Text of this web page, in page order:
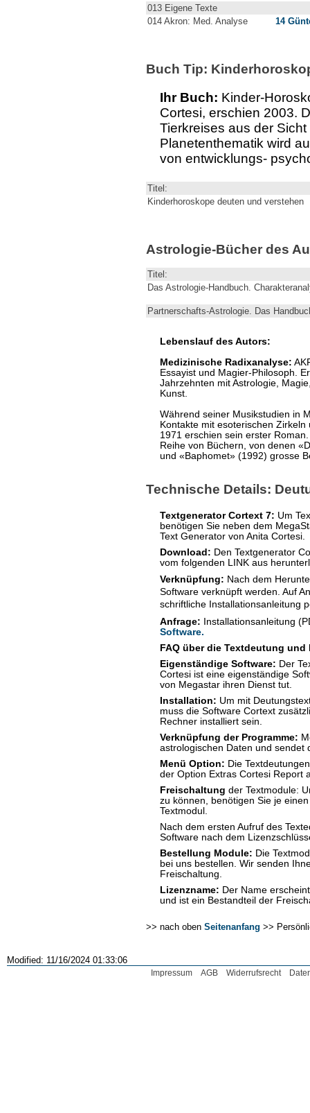
013 Eigene Texte
014 Akron: Med. Analyse
14
Buch Tip:
Ihr Buch: Kinder-
Cortesi, erschien 2003.
Tierkreises aus der
Planetenthematik wird
von entwicklungs-
Titel:
Kinderhoroskope deuten und verstehen
Astrologie-Bücher des
Titel:
Das Astrologie-Handbuch.
Partnerschafts-Astrologie. Das
Lebenslauf des Autors:
Medizinische Radixanalyse:
Essayist und Magier-Philosoph.
Jahrzehnten mit Astrologie,
Kunst.
Während seiner Musikstudien in
Kontakte mit esoterischen
1971 erschien sein erster
Reihe von Büchern, von denen
und «Baphomet» (1992) grosse
Technische Details:
Textgenerator Cortext 7: Um
benötigen Sie neben dem
Text Generator von Anita Cortesi.
Download: Den Textgenerator
vom folgenden LINK aus
Verknüpfung: Nach dem
Software verknüpft werden. Auf
schriftliche Installationsanleitung
Anfrage: Installationsanleitung
Software.
FAQ über die Textdeutung und
Eigenständige Software: Der
Cortesi ist eine eigenständige
von Megastar ihren Dienst tut.
Installation: Um mit
muss die Software Cortext
Rechner installiert sein.
Verknüpfung der Programme:
astrologischen Daten und sendet
Menü Option: Die
der Option Extras Cortesi Report
Freischaltung der Textmodule:
zu können, benötigen Sie je
Textmodul.
Nach dem ersten Aufruf des
Software nach dem
Bestellung Module: Die
bei uns bestellen. Wir senden
Freischaltung.
Lizenzname: Der Name
und ist ein Bestandteil der
>> nach oben Seitenanfang >>
Modified: 11/16/2024 01:33:06
Impressum AGB Widerrufsrecht